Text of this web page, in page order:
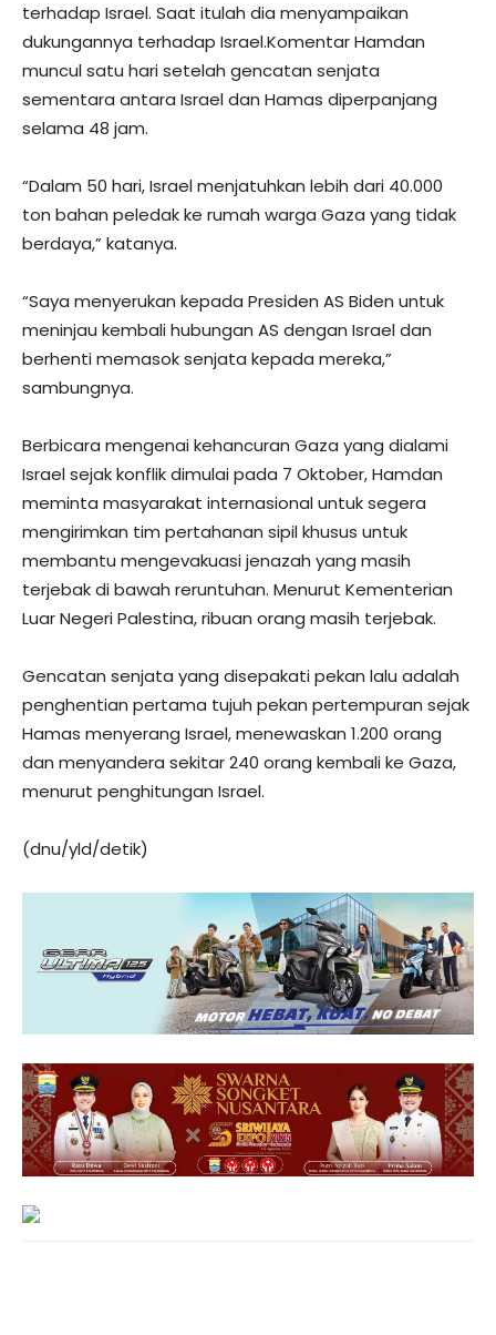
terhadap Israel. Saat itulah dia menyampaikan
dukungannya terhadap Israel.Komentar Hamdan
muncul satu hari setelah gencatan senjata
sementara antara Israel dan Hamas diperpanjang
selama 48 jam.
“Dalam 50 hari, Israel menjatuhkan lebih dari 40.000
ton bahan peledak ke rumah warga Gaza yang tidak
berdaya,” katanya.
“Saya menyerukan kepada Presiden AS Biden untuk
meninjau kembali hubungan AS dengan Israel dan
berhenti memasok senjata kepada mereka,”
sambungnya.
Berbicara mengenai kehancuran Gaza yang dialami
Israel sejak konflik dimulai pada 7 Oktober, Hamdan
meminta masyarakat internasional untuk segera
mengirimkan tim pertahanan sipil khusus untuk
membantu mengevakuasi jenazah yang masih
terjebak di bawah reruntuhan. Menurut Kementerian
Luar Negeri Palestina, ribuan orang masih terjebak.
Gencatan senjata yang disepakati pekan lalu adalah
penghentian pertama tujuh pekan pertempuran sejak
Hamas menyerang Israel, menewaskan 1.200 orang
dan menyandera sekitar 240 orang kembali ke Gaza,
menurut penghitungan Israel.
(dnu/yld/detik)